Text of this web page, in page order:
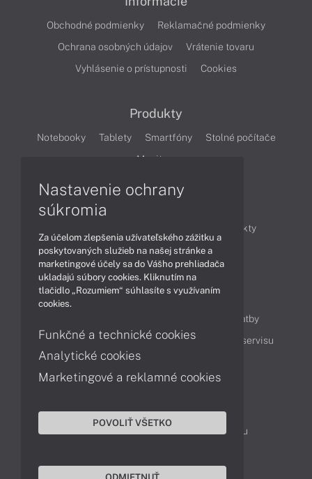
Obchodné podmienky
Reklamačné podmienky
Ochrana osobných údajov
Vrátenie tovaru
Vyhlásenie o prístupnosti
Cookies
Produkty
Notebooky Tablety Smartfóny
Stolné počítače
Monitory
Produkty
Technológie
Videá
Obsah
Možnosti doručenia a platby
Podpora a servis
Servisné služby Cenník servisu
Kontakty
043 4224 771
Obchodné oddelenie
Reklamácia tovaru
Nastavenie ochrany
súkromia
Za účelom zlepšenia užívateľského zážitku a
poskytovaných služieb na našej stránke a
marketingové účely sa do Vášho prehliadača
ukladajú súbory cookies. Kliknutím na
tlačidlo „Rozumiem“ súhlasíte s využívaním
cookies.
Funkčné a technické cookies
Analytické cookies
Marketingové a reklamné cookies
POVOLIŤ VŠETKO